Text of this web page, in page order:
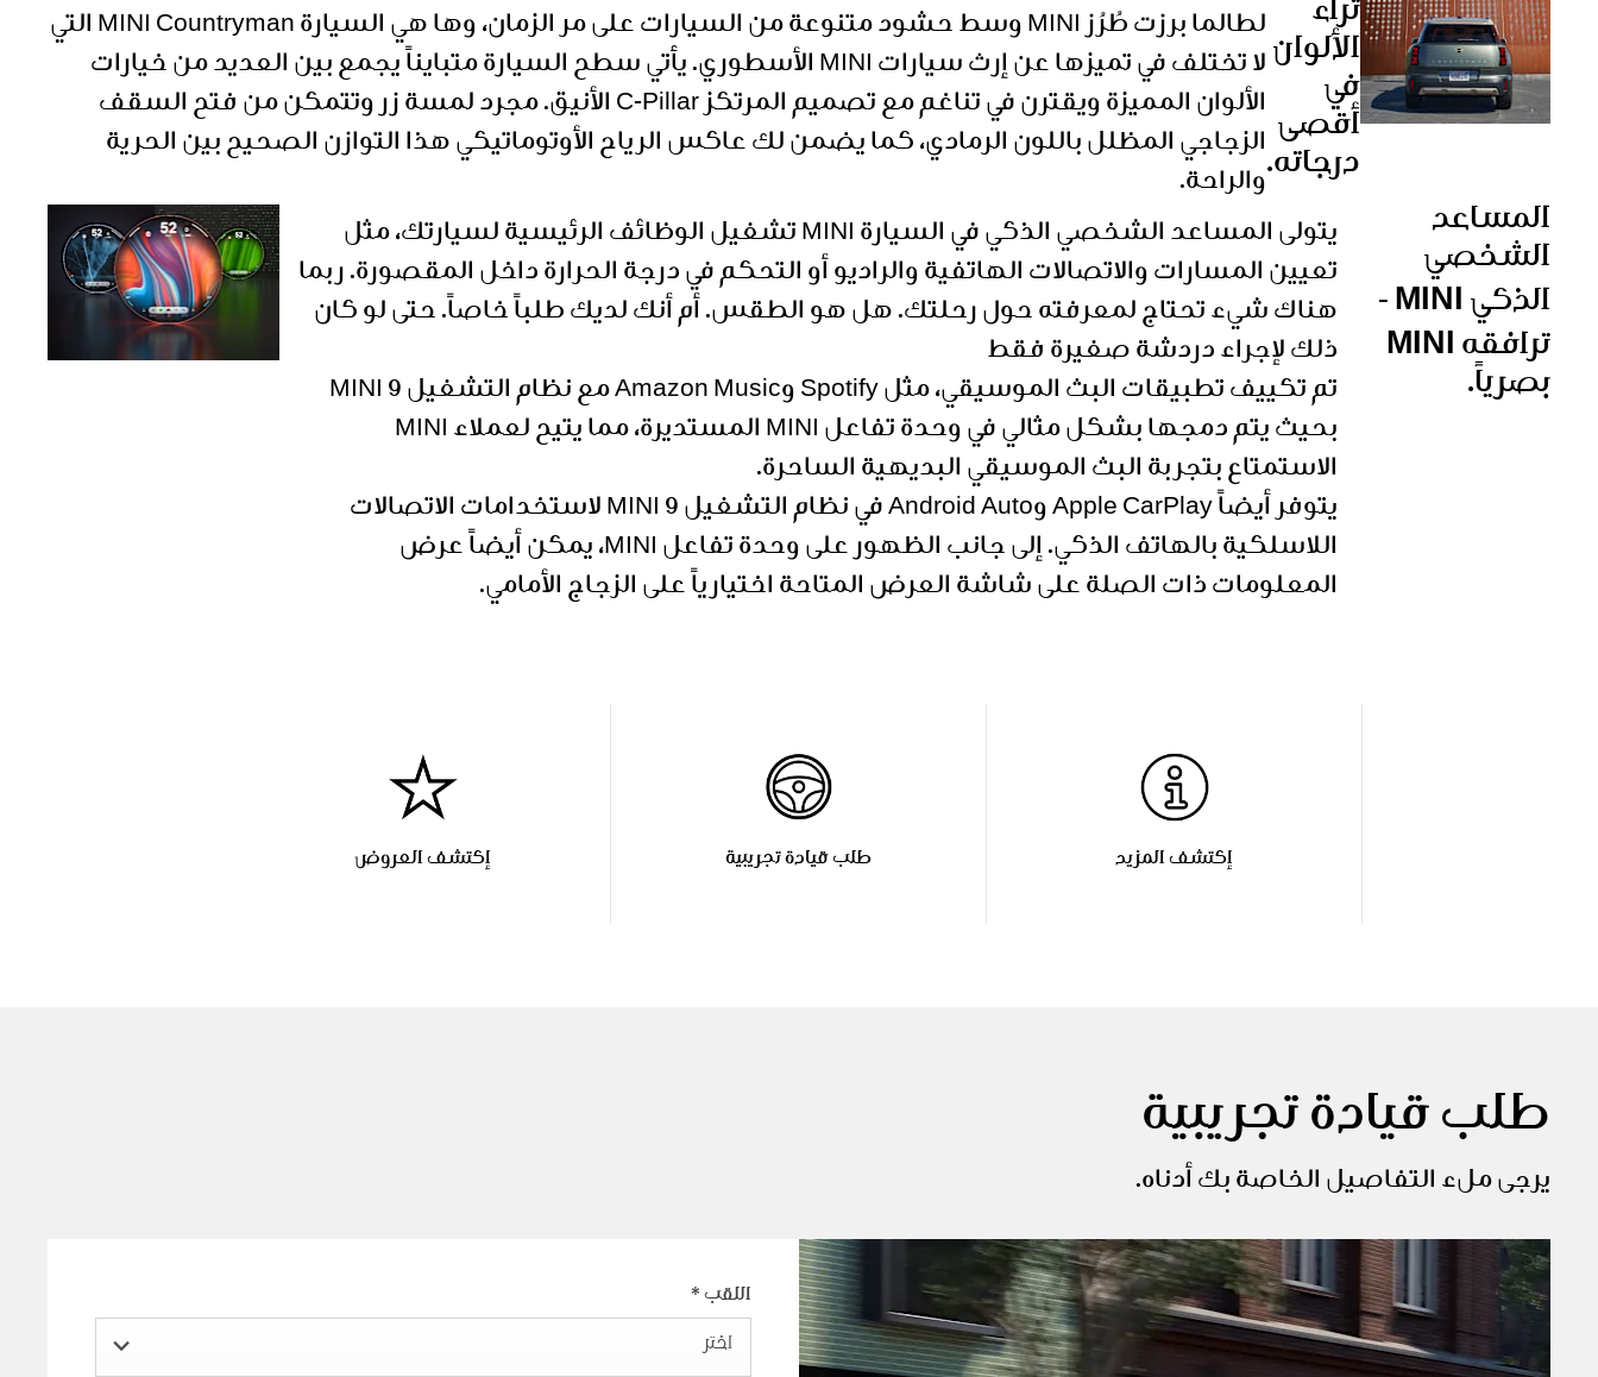
ثراء
الألوان
في
أقصى
درجاته.
لطالما برزت طُرُز MINI وسط حشود متنوعة من السيارات على مر الزمان، وها هي السيارة MINI Countryman التي
لا تختلف في تميزها عن إرث سيارات MINI الأسطوري. يأتي سطح السيارة متبايناً يجمع بين العديد من خيارات
الألوان المميزة ويقترن في تناغم مع تصميم المرتكز C-Pillar الأنيق. مجرد لمسة زر وتتمكن من فتح السقف
الزجاجي المظلل باللون الرمادي، كما يضمن لك عاكس الرياح الأوتوماتيكي هذا التوازن الصحيح بين الحرية
والراحة.
المساعد
الشخصي
الذكي MINI -
ترافقه MINI
بصرياً.
يتولى المساعد الشخصي الذكي في السيارة MINI تشغيل الوظائف الرئيسية لسيارتك، مثل
تعيين المسارات والاتصالات الهاتفية والراديو أو التحكم في درجة الحرارة داخل المقصورة. ربما
هناك شيء تحتاج لمعرفته حول رحلتك. هل هو الطقس. أم أنك لديك طلباً خاصاً. حتى لو كان
ذلك لإجراء دردشة صغيرة فقط
تم تكييف تطبيقات البث الموسيقي، مثل Spotify وAmazon Music مع نظام التشغيل MINI 9
بحيث يتم دمجها بشكل مثالي في وحدة تفاعل MINI المستديرة، مما يتيح لعملاء MINI
الاستمتاع بتجربة البث الموسيقي البديهية الساحرة.
يتوفر أيضاً Apple CarPlay وAndroid Auto في نظام التشغيل MINI 9 لاستخدامات الاتصالات
اللاسلكية بالهاتف الذكي. إلى جانب الظهور على وحدة تفاعل MINI، يمكن أيضاً عرض
المعلومات ذات الصلة على شاشة العرض المتاحة اختيارياً على الزجاج الأمامي.
إكتشف المزيد طلب قيادة تجريبية إكتشف العروض
طلب قيادة تجريبية
يرجى ملء التفاصيل الخاصة بك أدناه.
اللقب *
اختر